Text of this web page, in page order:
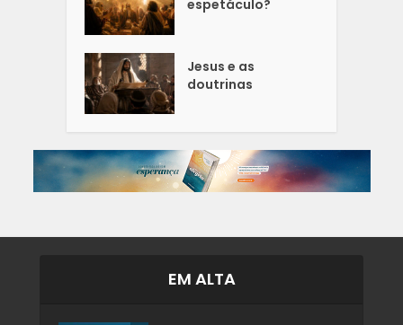
espetáculo?
Jesus e as
doutrinas
EM ALTA